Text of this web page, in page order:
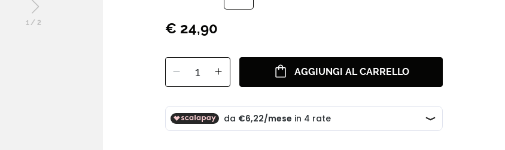
1/ 2 € 24,90
1 AGGIUNGI AL CARRELLO